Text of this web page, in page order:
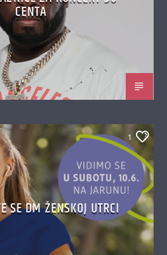
CENTA
1
SE DM ŽENSKOJ UTRCI